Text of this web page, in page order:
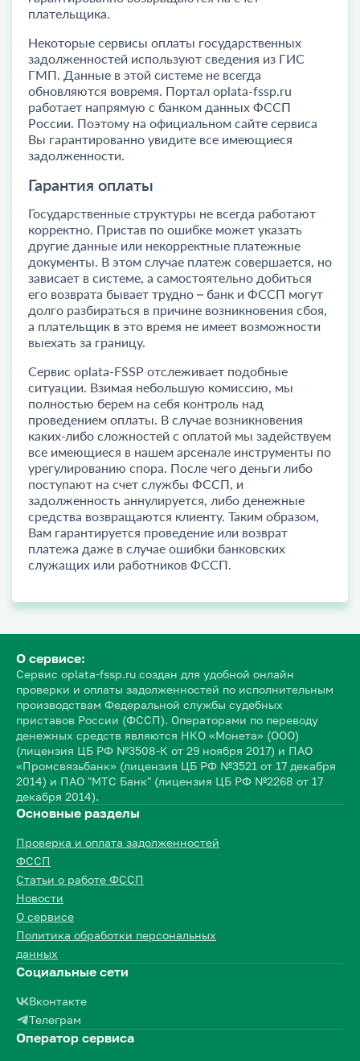
плательщика.
Некоторые сервисы оплаты государственных
задолженностей используют сведения из ГИС
ГМП. Данные в этой системе не всегда
обновляются вовремя. Портал oplata-fssp.ru
работает напрямую с банком данных ФССП
России. Поэтому на официальном сайте сервиса
Вы гарантированно увидите все имеющиеся
задолженности.
Гарантия оплаты
Государственные структуры не всегда работают
корректно. Пристав по ошибке может указать
другие данные или некорректные платежные
документы. В этом случае платеж совершается, но
зависает в системе, а самостоятельно добиться
его возврата бывает трудно – банк и ФССП могут
долго разбираться в причине возникновения сбоя,
а плательщик в это время не имеет возможности
выехать за границу.
Сервис oplata-FSSP отслеживает подобные
ситуации. Взимая небольшую комиссию, мы
полностью берем на себя контроль над
проведением оплаты. В случае возникновения
каких-либо сложностей с оплатой мы задействуем
все имеющиеся в нашем арсенале инструменты по
урегулированию спора. После чего деньги либо
поступают на счет службы ФССП, и
задолженность аннулируется, либо денежные
средства возвращаются клиенту. Таким образом,
Вам гарантируется проведение или возврат
платежа даже в случае ошибки банковских
служащих или работников ФССП.
О сервисе:
Сервис oplata-fssp.ru создан для удобной онлайн
проверки и оплаты задолженностей по исполнительным
производствам Федеральной службы судебных
приставов России (ФССП). Операторами по переводу
денежных средств являются НКО «Монета» (ООО)
(лицензия ЦБ РФ №3508-К от 29 ноября 2017) и ПАО
«Промсвязьбанк» (лицензия ЦБ РФ №3521 от 17 декабря
2014) и ПАО "МТС Банк" (лицензия ЦБ РФ №2268 от 17
декабря 2014).
Основные разделы
Проверка и оплата задолженностей
ФССП
Статьи о работе ФССП
Новости
О сервисе
Политика обработки персональных
данных
Социальные сети
Вконтакте
Телеграм
Оператор сервиса